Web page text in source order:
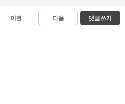
이전 다음 댓글쓰기